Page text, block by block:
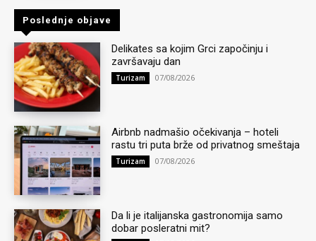
Poslednje objave
Delikates sa kojim Grci započinju i
završavaju dan
Turizam 07/08/2026
Airbnb nadmašio očekivanja – hoteli
rastu tri puta brže od privatnog smeštaja
Turizam 07/08/2026
Da li je italijanska gastronomija samo
dobar posleratni mit?